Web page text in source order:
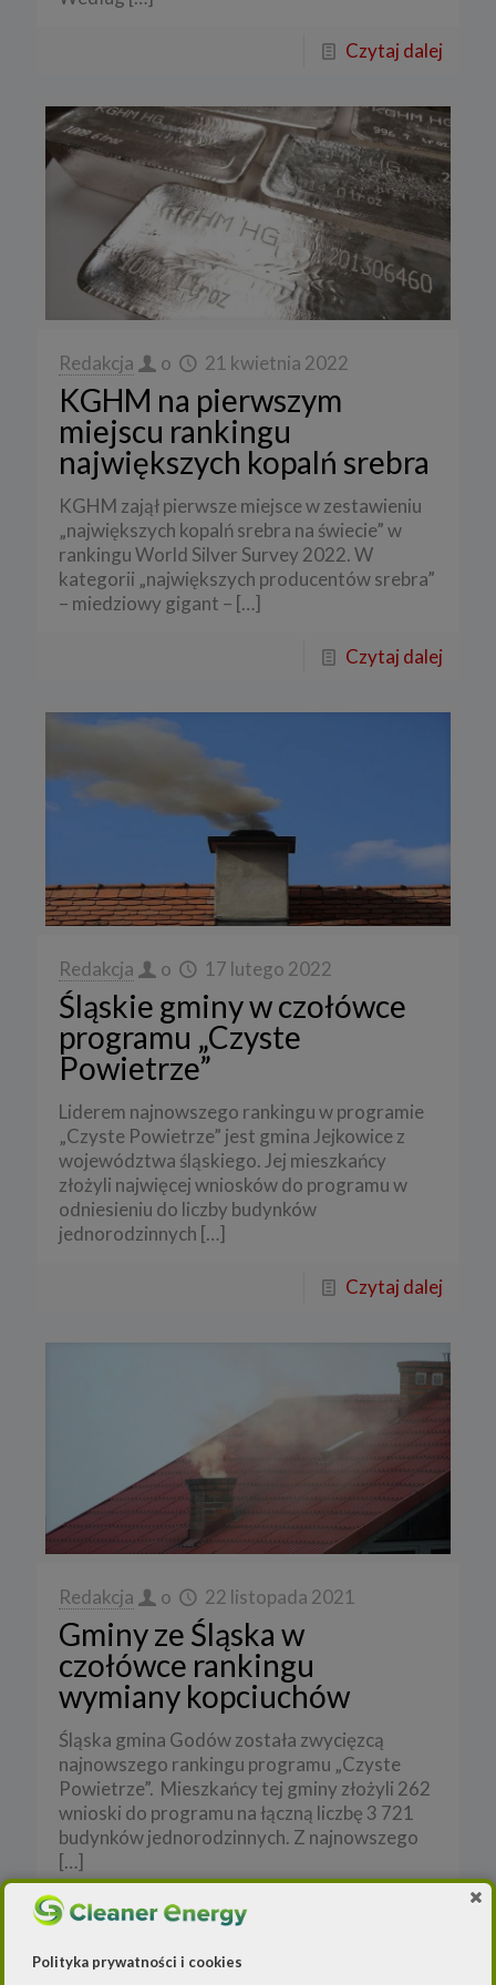
Czytaj dalej
Redakcja o 21 kwietnia 2022
KGHM na pierwszym
miejscu rankingu
największych kopalń srebra
KGHM zajął pierwsze miejsce w zestawieniu
„największych kopalń srebra na świecie” w
rankingu World Silver Survey 2022. W
kategorii „największych producentów srebra”
– miedziowy gigant – […]
Czytaj dalej
Redakcja o 17 lutego 2022
Śląskie gminy w czołówce
programu „Czyste
Powietrze”
Liderem najnowszego rankingu w programie
„Czyste Powietrze” jest gmina Jejkowice z
województwa śląskiego. Jej mieszkańcy
złożyli najwięcej wniosków do programu w
odniesieniu do liczby budynków
jednorodzinnych […]
Czytaj dalej
Redakcja o 22 listopada 2021
Gminy ze Śląska w
czołówce rankingu
wymiany kopciuchów
Śląska gmina Godów została zwycięzcą
najnowszego rankingu programu „Czyste
Powietrze”. Mieszkańcy tej gminy złożyli 262
wnioski do programu na łączną liczbę 3 721
budynków jednorodzinnych. Z najnowszego
[…]
Polityka prywatności i cookies